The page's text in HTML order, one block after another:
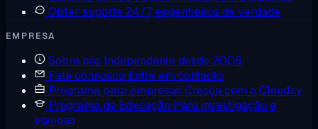
Obter suporte 24/7, engenheiros de verdade
EMPRESA
Sobre nós Independente desde 2008
Fale connosco Entre em contacto
Programa para empresas Cresça com a Cloudzy
Programa de Educação Para investigação e
equipas